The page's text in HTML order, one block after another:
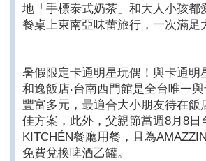
地「手標泰式奶茶」和大人小孩
餐桌上東南亞味蕾旅行，一次滿足
暑假限定卡通明星玩偶！與卡通明
和逸飯店‧台南西門館是全台唯一
豐富多元，最適合大小朋友待在
佳方案，此外，父親節當週8月8
KITCHÉN餐廳用餐，且為
免費兌換啤酒乙罐。